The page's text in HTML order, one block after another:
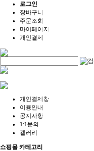
로그인
장바구니
주문조회
마이페이지
개인결제
개인결제창
이용안내
공지사항
1:1문의
갤러리
쇼핑몰 카테고리